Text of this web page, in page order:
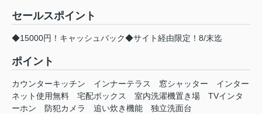
セールスポイント
◆15000円！キャッシュバック◆サイト経由限定！8/末迄
ポイント
カウンターキッチン インナーテラス 窓シャッター
インター
ネット使用無料
宅配ボックス 室内洗濯機置き場
TVインタ
ーホン
防犯カメラ 追い炊き機能 独立洗面台